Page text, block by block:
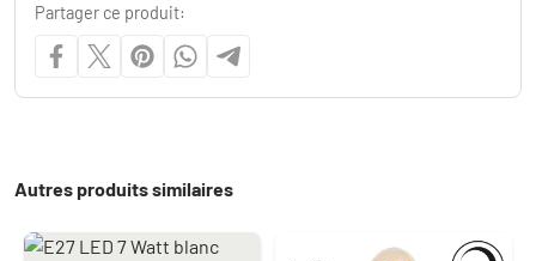
Partager ce produit:
Autres produits similaires